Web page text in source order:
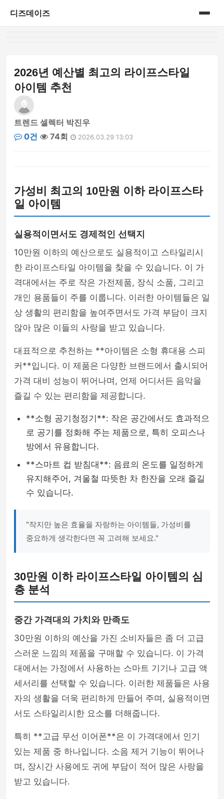
디즈데이즈
2026년 예산별 최고의 라이프스타일
아이템 추천
트렌드 셀렉터 박진우
0건
74회 2026.03.29 13:03
가성비 최고의 10만원 이하 라이프스타
일 아이템
실용적이면서도 경제적인 선택지
10만원 이하의 예산으로도 실용적이고 스타일리시
한 라이프스타일 아이템을 찾을 수 있습니다. 이 가
격대에서는 주로 작은 가전제품, 장식 소품, 그리고
개인 용품들이 주를 이룹니다. 이러한 아이템들은 일
상 생활의 편리함을 높여주면서도 가격 부담이 크지
않아 많은 이들의 사랑을 받고 있습니다.
대표적으로 추천하는 **아이템은 소형 휴대용 스피
커**입니다. 이 제품은 다양한 브랜드에서 출시되어
가격 대비 성능이 뛰어나며, 언제 어디서든 음악을
즐길 수 있는 편리함을 제공합니다.
**소형 공기청정기**: 작은 공간에서도 효과적으
로 공기를 정화해 주는 제품으로, 특히 오피스나
방에서 유용합니다.
**스마트 컵 받침대**: 음료의 온도를 일정하게
유지해주어, 겨울철 따뜻한 차 한잔을 오래 즐길
수 있습니다.
"작지만 높은 효율을 자랑하는 아이템들, 가성비를
중요하게 생각한다면 꼭 고려해 보세요."
30만원 이하 라이프스타일 아이템의 심
층 분석
중간 가격대의 가치와 만족도
30만원 이하의 예산을 가진 소비자들은 좀 더 고급
스러운 느낌의 제품을 구매할 수 있습니다. 이 가격
대에서는 가정에서 사용하는 스마트 기기나 고급 액
세서리를 선택할 수 있습니다. 이러한 제품들은 사용
자의 생활을 더욱 편리하게 만들어 주며, 실용적이면
서도 스타일리시한 요소를 더해줍니다.
특히 **고급 무선 이어폰**은 이 가격대에서 인기
있는 제품 중 하나입니다. 소음 제거 기능이 뛰어나
며, 장시간 사용에도 귀에 부담이 적어 많은 사랑을
받고 있습니다.